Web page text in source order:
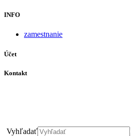
INFO
zamestnanie
Účet
Kontakt
Vyhľadať